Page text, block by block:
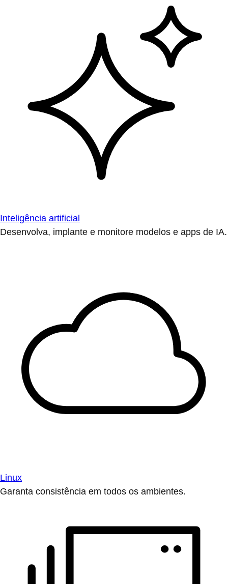
Inteligência artificial
Desenvolva, implante e monitore modelos e apps de IA.
Linux
Garanta consistência em todos os ambientes.